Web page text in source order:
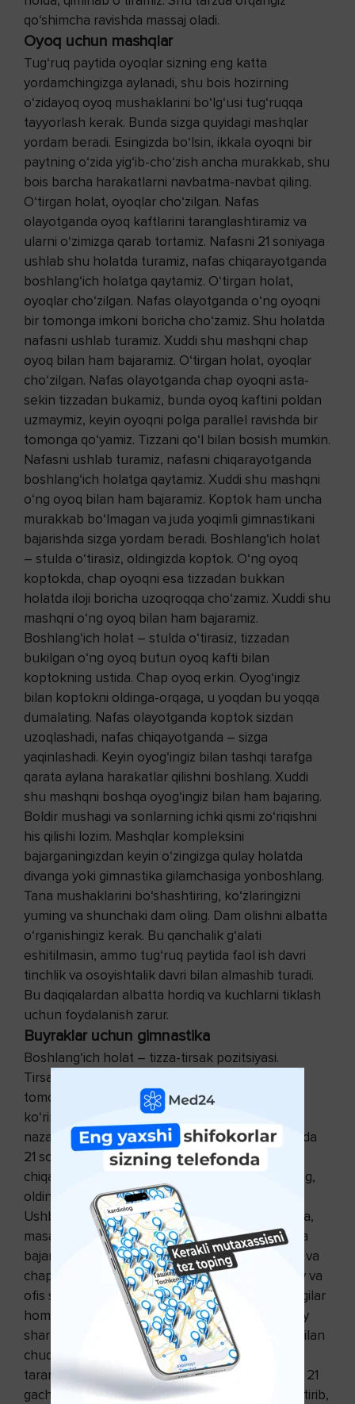
qo‘shimcha ravishda massaj oladi.
Oyoq uchun mashqlar
Tug‘ruq paytida oyoqlar sizning eng katta
yordamchingizga aylanadi, shu bois hozirning
o‘zidayoq oyoq mushaklarini bo‘lg‘usi tug‘ruqqa
tayyorlash kerak. Bunda sizga quyidagi mashqlar
yordam beradi. Esingizda bo‘lsin, ikkala oyoqni bir
paytning o‘zida yig‘ib-cho‘zish ancha murakkab, shu
bois barcha harakatlarni navbatma-navbat qiling.
O‘tirgan holat, oyoqlar cho‘zilgan. Nafas
olayotganda oyoq kaftlarini taranglashtiramiz va
ularni o‘zimizga qarab tortamiz. Nafasni 21 soniyaga
ushlab shu holatda turamiz, nafas chiqarayotganda
boshlang‘ich holatga qaytamiz. O‘tirgan holat,
oyoqlar cho‘zilgan. Nafas olayotganda o‘ng oyoqni
bir tomonga imkoni boricha cho‘zamiz. Shu holatda
nafasni ushlab turamiz. Xuddi shu mashqni chap
oyoq bilan ham bajaramiz. O‘tirgan holat, oyoqlar
cho‘zilgan. Nafas olayotganda chap oyoqni asta-
sekin tizzadan bukamiz, bunda oyoq kaftini poldan
uzmaymiz, keyin oyoqni polga parallel ravishda bir
tomonga qo‘yamiz. Tizzani qo‘l bilan bosish mumkin.
Nafasni ushlab turamiz, nafasni chiqarayotganda
boshlang‘ich holatga qaytamiz. Xuddi shu mashqni
o‘ng oyoq bilan ham bajaramiz. Koptok ham uncha
murakkab bo‘lmagan va juda yoqimli gimnastikani
bajarishda sizga yordam beradi. Boshlang‘ich holat
– stulda o‘tirasiz, oldingizda koptok. O‘ng oyoq
koptokda, chap oyoqni esa tizzadan bukkan
holatda iloji boricha uzoqroqqa cho‘zamiz. Xuddi shu
mashqni o‘ng oyoq bilan ham bajaramiz.
Boshlang‘ich holat – stulda o‘tirasiz, tizzadan
bukilgan o‘ng oyoq butun oyoq kafti bilan
koptokning ustida. Chap oyoq erkin. Oyog‘ingiz
bilan koptokni oldinga-orqaga, u yoqdan bu yoqqa
dumalating. Nafas olayotganda koptok sizdan
uzoqlashadi, nafas chiqayotganda – sizga
yaqinlashadi. Keyin oyog‘ingiz bilan tashqi tarafga
qarata aylana harakatlar qilishni boshlang. Xuddi
shu mashqni boshqa oyog‘ingiz bilan ham bajaring.
Boldir mushagi va sonlarning ichki qismi zo‘riqishni
his qilishi lozim. Mashqlar kompleksini
bajarganingizdan keyin o‘zingizga qulay holatda
divanga yoki gimnastika gilamchasiga yonboshlang.
Tana mushaklarini bo‘shashtiring, ko‘zlaringizni
yuming va shunchaki dam oling. Dam olishni albatta
o‘rganishingiz kerak. Bu qanchalik g‘alati
eshitilmasin, ammo tug‘ruq paytida faol ish davri
tinchlik va osoyishtalik davri bilan almashib turadi.
Bu daqiqalardan albatta hordiq va kuchlarni tiklash
uchun foydalanish zarur.
Buyraklar uchun gimnastika
Boshlang‘ich holat – tizza-tirsak pozitsiyasi.
Tirsakka tayaning. Nafas olayotganda orqa
tomoningizni shunday bukingki, u kamalak
ko‘rinishiga kelsin, boshingizni pastga eging va
nazaringizni qoringa qarating. Nafasni shu holatda
21 soniya ushlab turing. Keyin nafas
chiqarayotganda asta-sekin boshingizni ko‘taring,
oldinga qarang va orqangizni belga to‘g‘irlang.
Ushbu mashqni tik turgan turib, istalgan narsaga,
masalan stol, deraza tokchasiga tayangan holda
bajarish mumkin, bunda navbatma-navbat o‘ng va
chap oyoqlaringizni tizzadan buking. Mashqni uy va
ofis sharoitlarida oson bajarish mumkin. Quyidagilar
homiladorlik paytida gimnastika qilishning zaruriy
sharti hisoblanadi: — barcha harakatlar burun bilan
chuqur nafas olgan, mushaklarning statik
taranglashuvida nafasni ushlab turgan (xayolan 21
gacha sanang) va og‘izni naycha ko‘rinishiga keltirib,